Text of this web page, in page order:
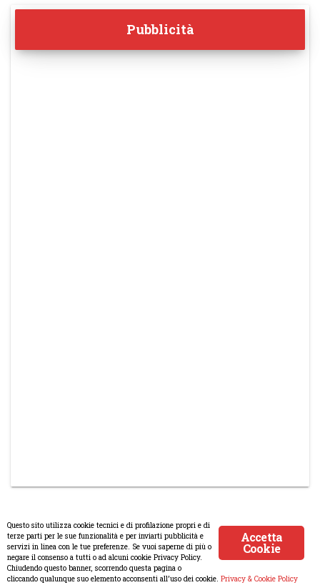
Pubblicità
© Copyright 2008-2017 Scenaripolitici.com - Tutti i diritti riservati.
Creato daAtlanticmoon.com
Accetta
Cookie
Questo sito utilizza cookie tecnici e di profilazione propri e di
terze parti per le sue funzionalità e per inviarti pubblicità e
servizi in linea con le tue preferenze. Se vuoi saperne di più o
negare il consenso a tutti o ad alcuni cookie Privacy Policy.
Chiudendo questo banner, scorrendo questa pagina o
cliccando qualunque suo elemento acconsenti all’uso dei cookie. Privacy & Cookie Policy